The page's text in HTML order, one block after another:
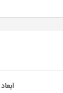
ابعاد